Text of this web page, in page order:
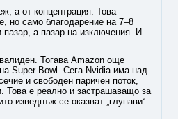
а от концентрация. Това
но само благодарение на 7–8
а пазар на изключения. И
Тогава Amazon още
Super Bowl. Сега Nvidia има над
и свободен паричен поток,
Това е реално и застрашаващо за
изведнъж се оказват „глупави“